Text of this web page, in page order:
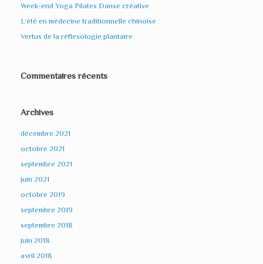
Week-end Yoga Pilates Danse créative
L’été en médecine traditionnelle chinoise
Vertus de la réflexologie plantaire
Commentaires récents
Archives
décembre 2021
octobre 2021
septembre 2021
juin 2021
octobre 2019
septembre 2019
septembre 2018
juin 2018
avril 2018